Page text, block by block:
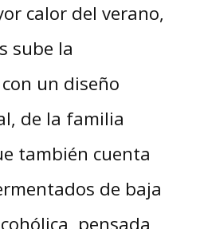
calor del verano,
sube la
un diseño
de la familia
también cuenta
de baja
pensada